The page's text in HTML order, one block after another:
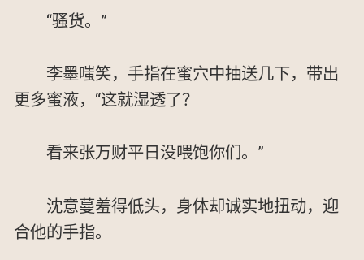
“骚货。”
李墨嗤笑，手指在蜜穴中抽送几下，带出
更多蜜液，“这就湿透了？
看来张万财平日没喂饱你们。”
沈意蔓羞得低头，身体却诚实地扭动，迎
合他的手指。